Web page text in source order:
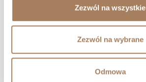
Zezwól na wszystkie
Zezwól na wybrane
Odmowa